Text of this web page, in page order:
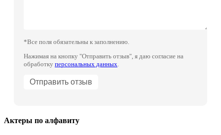
*Все поля обязательны к заполнению.
Нажимая на кнопку "Отправить отзыв", я даю согласие на
обработку персональных данных
Актеры по алфавиту